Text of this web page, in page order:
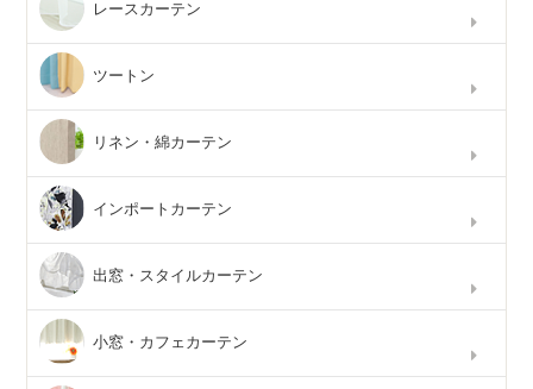
レースカーテン
ツートン
リネン・綿カーテン
インポートカーテン
出窓・スタイルカーテン
小窓・カフェカーテン